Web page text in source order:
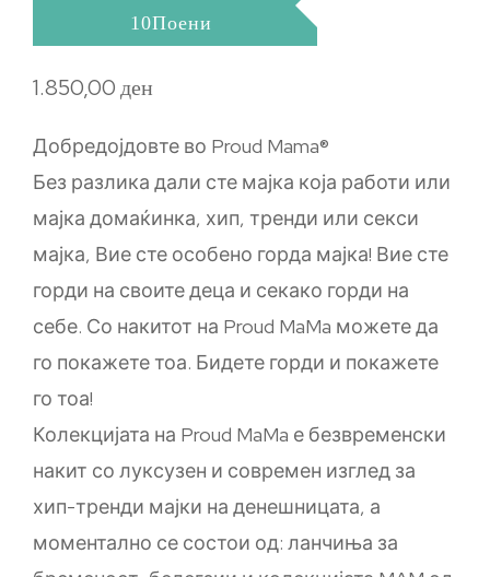
10Поени
1.850,00ден
Добредојдовте во Proud Mama®
Без разлика дали сте мајка која работи или
мајка домаќинка, хип, тренди или секси
мајка, Вие сте особено горда мајка! Вие сте
горди на своите деца и секако горди на
себе. Со накитот на Proud MaMa можете да
го покажете тоа. Бидете горди и покажете
го тоа!
Колекцијата на Proud MaMa е безвременски
накит со луксузен и современ изглед за
хип-тренди мајки на денешницата, а
моментално се состои од: ланчиња за